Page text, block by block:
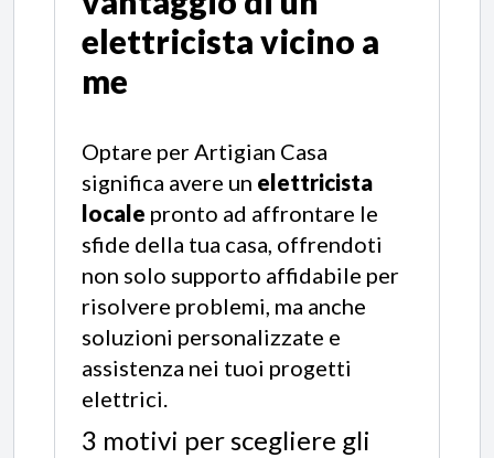
elettricista vicino a
me
Optare per Artigian Casa
significa avere un elettricista
locale pronto ad affrontare le
sfide della tua casa, offrendoti
non solo supporto affidabile per
risolvere problemi, ma anche
soluzioni personalizzate e
assistenza nei tuoi progetti
elettrici.
3 motivi per scegliere gli